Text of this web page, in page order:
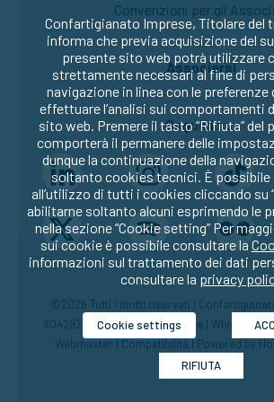
Convenzioni per gli
Associarsi
Seguici su:
©2026 Tutti i diritti riservati |
80429270582 |Privacy|Cookie
Webmaster|Compatibilità| Powered by
Confartigianato Imprese, Titolare del
informa che previa acquisizione del
presente sito web potrà utilizzare
strettamente necessari al fine di
navigazione in linea con le preferenze
effettuare l’analisi sui comportamenti
sito web. Premere il tasto “Rifiuta” del
comporterà il permanere delle
dunque la continuazione della
soltanto cookies tecnici. È possibile
all’utilizzo di tutti i cookies cliccando su
abilitarne soltanto alcuni esprimendo le
nella sezione “Cookie setting” Per
sui cookie è possibile consultare la
informazioni sul trattamento dei dati
consultare la privacy
Cookie settings
RIFIUTA